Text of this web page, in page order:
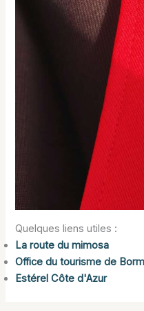
Quelques liens utiles :
La route du mimosa
Office du tourisme de
Estérel Côte d'Azur